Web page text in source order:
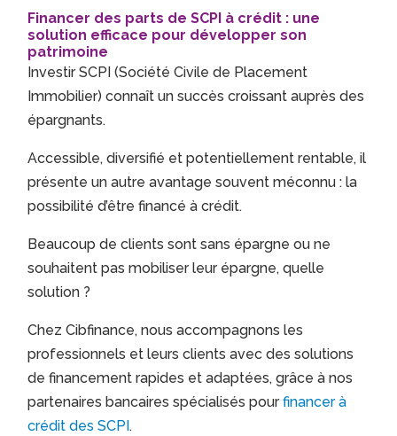
Financer des parts de SCPI à crédit : une
solution efficace pour développer son
patrimoine
Investir SCPI (Société Civile de Placement
Immobilier) connaît un succès croissant auprès des
épargnants.
Accessible, diversifié et potentiellement rentable, il
présente un autre avantage souvent méconnu : la
possibilité d’être financé à crédit.
Beaucoup de clients sont sans épargne ou ne
souhaitent pas mobiliser leur épargne, quelle
solution ?
Chez Cibfinance, nous accompagnons les
professionnels et leurs clients avec des solutions
de financement rapides et adaptées, grâce à nos
partenaires bancaires spécialisés pourfinancer à
crédit des SCPI.